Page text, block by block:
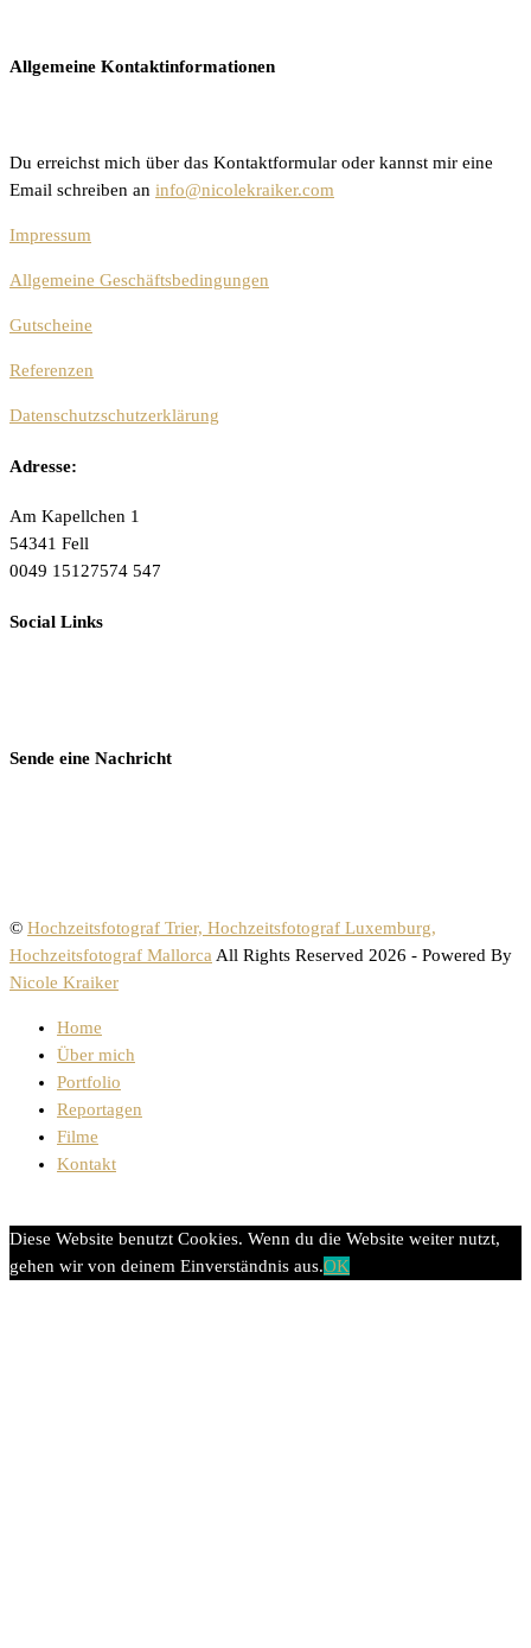
Allgemeine Kontaktinformationen
Du erreichst mich über das Kontaktformular oder kannst mir eine
Email schreiben an info@nicolekraiker.com
Impressum
Allgemeine Geschäftsbedingungen
Gutscheine
Referenzen
Datenschutzschutzerklärung
Adresse:
Am Kapellchen 1
54341 Fell
0049 15127574 547
Social Links
Sende eine Nachricht
© Hochzeitsfotograf Trier, Hochzeitsfotograf Luxemburg,
Hochzeitsfotograf MallorcaAll Rights Reserved 2026 - Powered By
Nicole Kraiker
Home
Über mich
Portfolio
Reportagen
Filme
Kontakt
Diese Website benutzt Cookies. Wenn du die Website weiter nutzt,
gehen wir von deinem Einverständnis aus.OK